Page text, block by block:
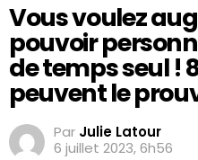
Vous voulez
pouvoir
de temps seul !
peuvent le
Par Julie Latour
6 juillet 2023, 6h56